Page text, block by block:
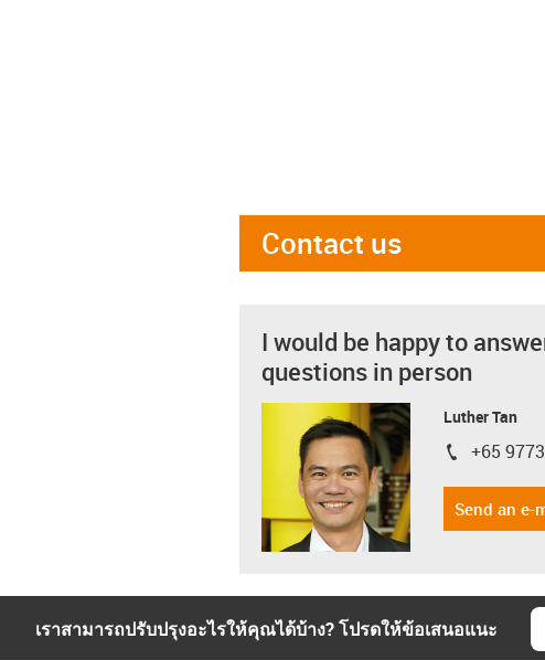
Contact us
I would be happy to
questions in person
Luther Tan
igus-icon-
+65
Send an e-
เราสามารถปรับปรุงอะไรให้คุณได้บ้าง? โปรดให้ข้อเสนอแนะ